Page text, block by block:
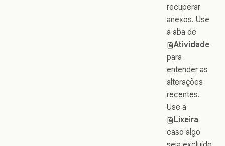
recuperar
anexos. Use
a aba de
Atividade
para
entender as
alterações
recentes.
Use a
Lixeira
caso algo